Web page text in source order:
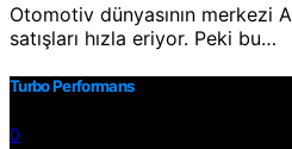
Otomotiv dünyasının merkezi
satışları hızla eriyor. Peki bu…
Turbo Performans
0